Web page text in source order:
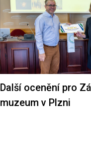
Další ocenění pro
muzeum v Plzni